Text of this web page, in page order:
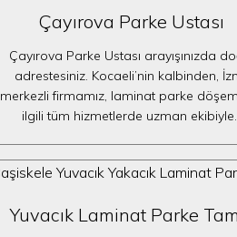
Çayırova Parke Ustası
Çayırova Parke Ustası arayışınızda
adrestesiniz. Kocaeli’nin kalbinden,
merkezli firmamız, laminat parke
ilgili tüm hizmetlerde uzman
Yuvacık Laminat Parke